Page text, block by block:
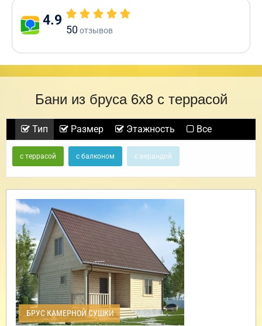
4.9
50отзывов
Бани из бруса 6х8 с террасой
Тип Размер Этажность Все
с террасой с балконом с верандой
БРУС КАМЕРНОЙ СУШКИ